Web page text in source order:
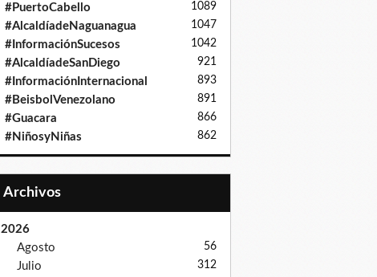
#PuertoCabello 1089
#AlcaldíadeNaguanagua 1047
#InformaciónSucesos 1042
#AlcaldíadeSanDiego 921
#InformaciónInternacional 893
#BeisbolVenezolano 891
#Guacara 866
#NiñosyNiñas 862
Archivos
2026
Agosto
56
Julio 312